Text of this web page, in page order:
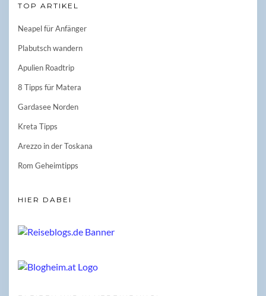
TOP ARTIKEL
Neapel für Anfänger
Plabutsch wandern
Apulien Roadtrip
8 Tipps für Matera
Gardasee Norden
Kreta Tipps
Arezzo in der Toskana
Rom Geheimtipps
HIER DABEI